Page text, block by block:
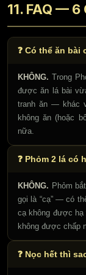
11. FAQ —
❓ Có thể ăn
KHÔNG. Trong
được ăn lá bài
tranh ăn — khác
không ăn (hoặc
nữa.
❓ Phỏm 2 lá có
KHÔNG. Phỏm
gọi là “cạ” — có
cạ không được hạ
không được chấp
❓ Nọc hết thì